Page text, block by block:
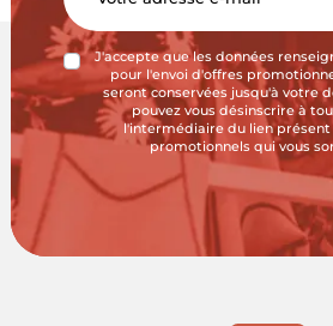
J'accepte que les données
pour l'envoi d'offres
seront conservées jusqu'à votre
pouvez vous désinscrire à
l'intermédiaire du lien présent
promotionnels qui vous